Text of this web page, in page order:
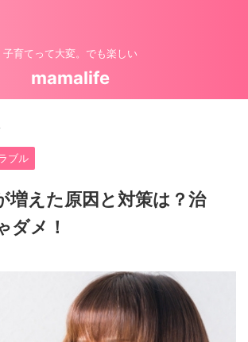
子育てって大変。でも楽しい
mamalife
ブル
増えた原因と対策は？治
ダメ！